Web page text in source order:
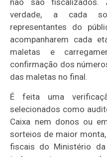
verdade, a cada
representantes do
acompanharem cada
maletas e
confirmação dos
das maletas no final.
É feita uma
selecionados como
Caixa nem donos ou
sorteios de maior
fiscais do Ministério da